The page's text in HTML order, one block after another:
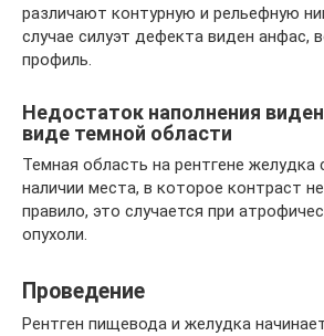
различают контурную и рельефную
случае силуэт дефекта виден анфас,
профиль.
Недостаток наполнения
виде темной области
Темная область на рентгене желудка
наличии места, в которое контраст
правило, это случается при
опухоли.
Проведение
Рентген пищевода и желудка